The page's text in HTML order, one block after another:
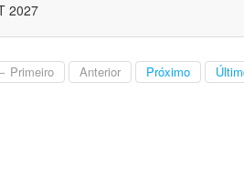
2027
Primeiro Anterior Próximo